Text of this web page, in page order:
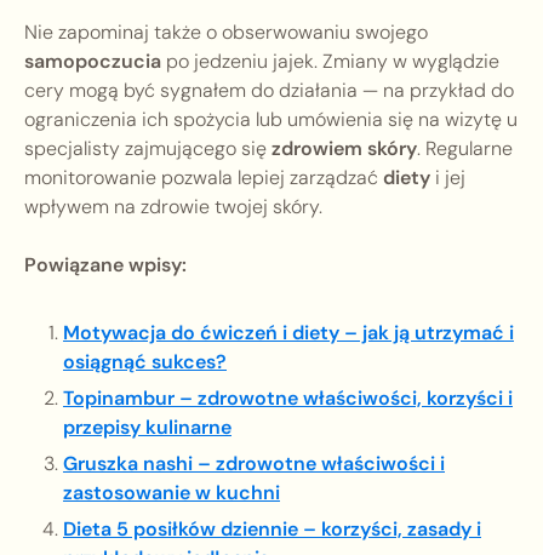
Nie zapominaj także o obserwowaniu swojego
samopoczucia po jedzeniu jajek. Zmiany w wyglądzie
cery mogą być sygnałem do działania — na przykład do
ograniczenia ich spożycia lub umówienia się na wizytę u
specjalisty zajmującego sięzdrowiem skóry. Regularne
monitorowanie pozwala lepiej zarządzać diety i jej
wpływem na zdrowie twojej skóry.
Powiązane wpisy:
Motywacja do ćwiczeń i diety – jak ją utrzymać i
osiągnąć sukces?
Topinambur – zdrowotne właściwości, korzyści i
przepisy kulinarne
Gruszka nashi – zdrowotne właściwości i
zastosowanie w kuchni
Dieta 5 posiłków dziennie – korzyści, zasady i